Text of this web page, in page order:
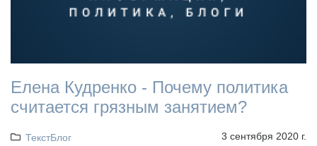
Елена Кудренко - Почему политика
считается грязным занятием?
ТекстБлог 3 сентября 2020 г.